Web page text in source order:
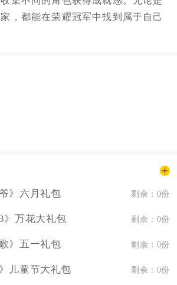
，都能在荣耀冠军中找到属于自己
》六月礼包 剩余：0份
》万花大礼包 剩余：0份
》五一礼包 剩余：0份
儿童节大礼包 剩余：0份